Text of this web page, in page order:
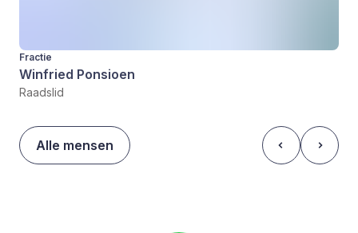
Fractie
Winfried Ponsioen
Raadslid
Alle mensen